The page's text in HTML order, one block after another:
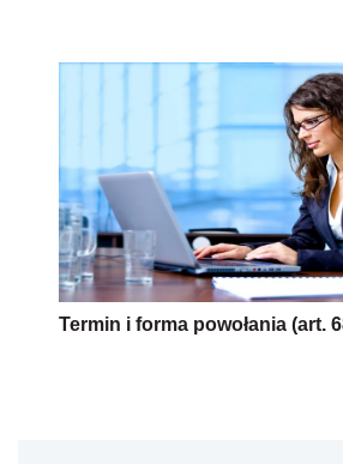
Termin i forma powołania (art.